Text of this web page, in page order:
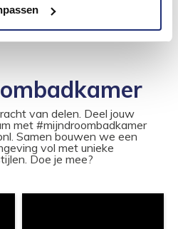
van delen. Deel jouw
met #mijndroombadkamer
Samen bouwen we een
vol met unieke
Doe je mee?